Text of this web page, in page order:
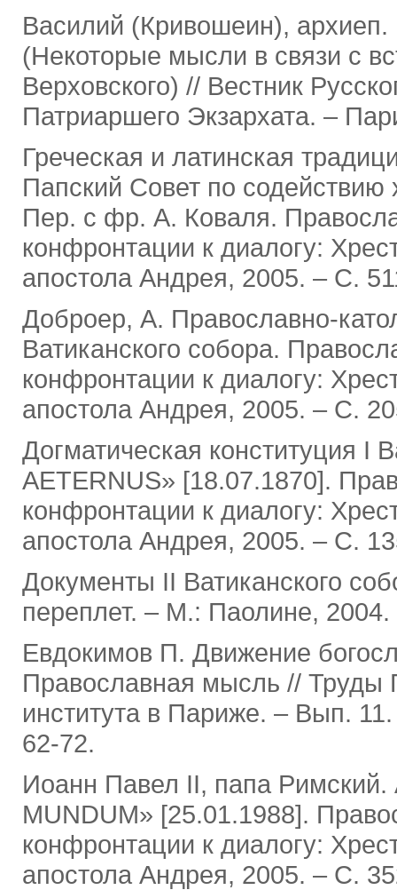
Василий (Кривошеин), архиеп.
(Некоторые мысли в связи с
Верховского) // Вестник
Патриаршего Экзархата. ‒
Греческая и латинская
Папский Совет по содействию
Пер. с фр. А. Коваля.
конфронтации к диалогу:
апостола Андрея, 2005. ‒ С.
Доброер, А. Православно-
Ватиканского собора.
конфронтации к диалогу:
апостола Андрея, 2005. ‒ С.
Догматическая конституция I
AETERNUS» [18.07.1870].
конфронтации к диалогу:
апостола Андрея, 2005. ‒ С.
Документы II Ватиканского
переплет. ‒ М.: Паолине, 2004.
Евдокимов П. Движение
Православная мысль // Труды
института в Париже. ‒ Вып.
62-72.
Иоанн Павел II, папа Римский.
MUNDUM» [25.01.1988].
конфронтации к диалогу:
апостола Андрея, 2005. ‒ С.